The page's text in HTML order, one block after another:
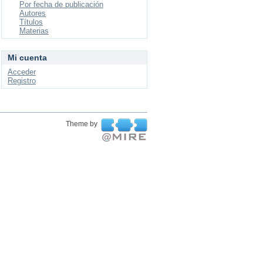
Por fecha de publicación
Autores
Títulos
Materias
Mi cuenta
Acceder
Registro
Theme by